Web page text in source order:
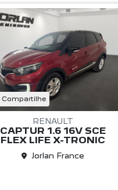
Compartilhe
RENAULT
CAPTUR 1.6 16V SCE
FLEX LIFE X-TRONIC
Jorlan France